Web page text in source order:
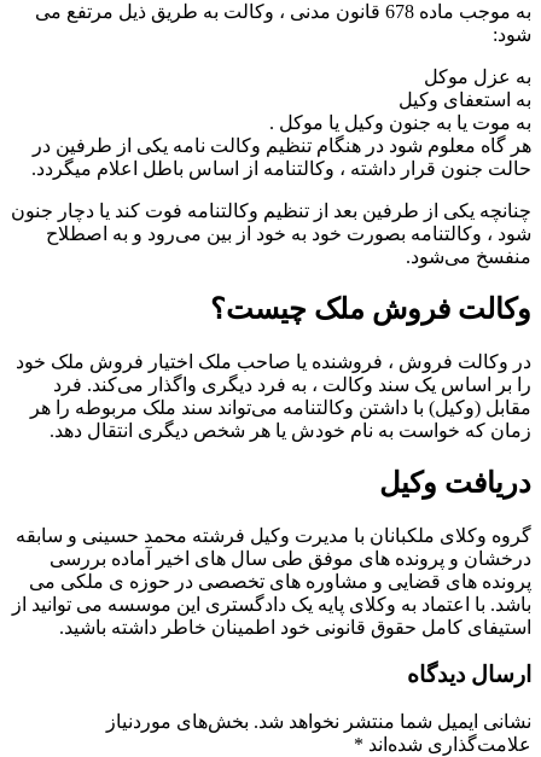
به موجب ماده 678 قانون مدنی ، وکالت به طریق ذیل مرتفع می
شود:
به عزل موکل
به استعفای وکیل
به موت یا به جنون وکیل یا موکل .
هر گاه معلوم شود در هنگام تنظیم وکالت نامه یکی از طرفین در
حالت جنون قرار داشته ، وکالتنامه از اساس باطل اعلام میگردد.
چنانچه یکی از طرفین بعد از تنظیم وکالتنامه فوت کند یا دچار جنون
شود ، وکالتنامه بصورت خود به خود از بین می‌رود و به اصطلاح
منفسخ می‌شود.
وکالت فروش ملک چیست؟
در وکالت فروش ، فروشنده یا صاحب ملک اختیار فروش ملک خود
را بر اساس یک سند وکالت ، به فرد دیگری واگذار می‌کند. فرد
مقابل (وکیل) با داشتن وکالتنامه می‌تواند سند ملک مربوطه را هر
زمان که خواست به نام خودش یا هر شخص دیگری انتقال دهد.
دریافت وکیل
گروه وکلای ملکبانان با مدیرت وکیل فرشته محمد حسینی و سابقه
درخشان و پرونده های موفق طی سال های اخیر آماده بررسی
پرونده های قضایی و مشاوره های تخصصی در حوزه ی ملکی می
باشد. با اعتماد به وکلای پایه یک دادگستری این موسسه می توانید از
استیفای کامل حقوق قانونی خود اطمینان خاطر داشته باشید.
ارسال دیدگاه
نشانی ایمیل شما منتشر نخواهد شد. بخش‌های موردنیاز
علامت‌گذاری شده‌اند *